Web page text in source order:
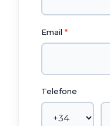
Email
Telefone